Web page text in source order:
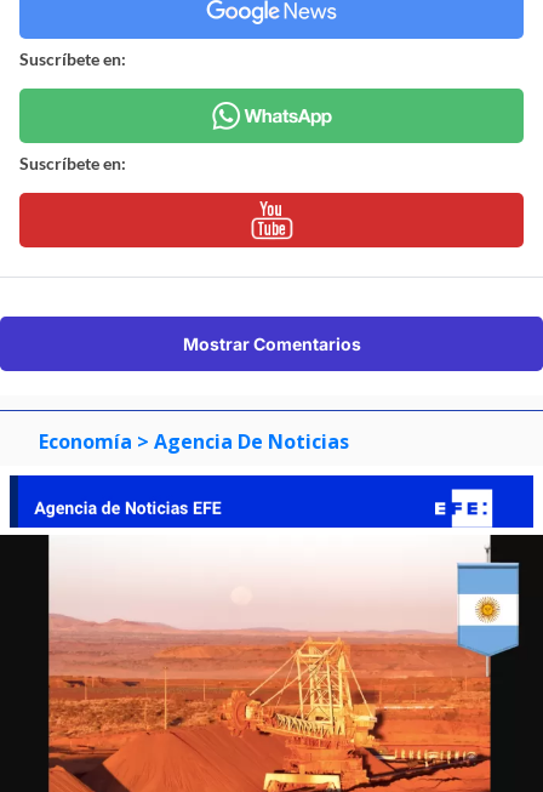
Suscríbete en:
Suscríbete en:
Mostrar Comentarios
Economía > Agencia De Noticias